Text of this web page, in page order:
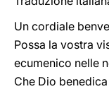
Un cordiale
Possa la vostra
ecumenico nelle
Che Dio